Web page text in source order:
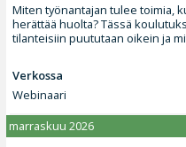
Miten työnantajan tulee toimia,
herättää huolta? Tässä
tilanteisiin puututaan oikein ja
Verkossa
Webinaari
marraskuu 2026